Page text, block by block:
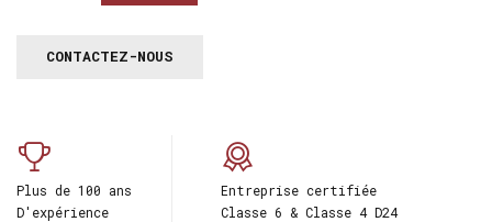
CONTACTEZ-NOUS
Plus de 100 ans
D'expérience
Entreprise certifiée
Classe 6 & Classe 4 D24